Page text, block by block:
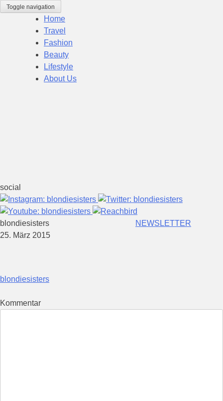
Skip
Toggle navigation
Home
Travel
Fashion
Beauty
Lifestyle
About Us
social
NEWSLETTER
blondiesisters
25. März 2015
blondiesisters
Kommentar